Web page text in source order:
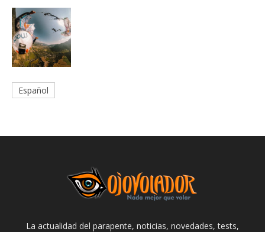
Español
La actualidad del parapente, noticias, novedades, tests,